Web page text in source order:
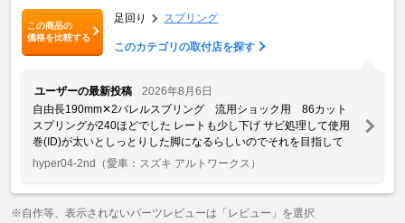
この商品の
価格を比較する
足回り スプリング
このカテゴリの取付店を探す
ユーザーの最新投稿
2026年8月6日
自由長190mm✕2バレルスプリング 流用ショック用 86カット
スプリングが240ほどでした レートも少し下げ サビ処理して使用
巻(ID)が太いとしっとりした脚になるらしいのでそれを目指して
hyper04-2nd （愛車：スズキ アルトワークス）
※自作等、表示されないパーツレビューは「レビュー」を選択